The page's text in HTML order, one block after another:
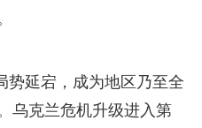
势延宕，成为地区乃至全
乌克兰危机升级进入第